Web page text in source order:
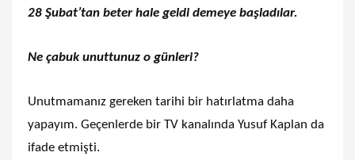
28 Şubat’tan beter hale geldi demeye başladılar.
Ne çabuk unuttunuz o günleri?
Unutmamanız gereken tarihi bir hatırlatma daha
yapayım. Geçenlerde bir TV kanalında Yusuf Kaplan da
ifade etmişti.